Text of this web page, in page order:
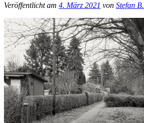
Veröffentlicht am 4. März 2021 von Stefan B.